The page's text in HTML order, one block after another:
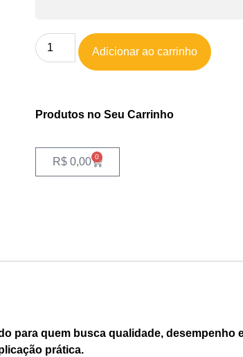
Adicionar ao carrinho
Produtos no Seu Carrinho
R$ 0,00 0
para quem busca qualidade, desempenho
prática.